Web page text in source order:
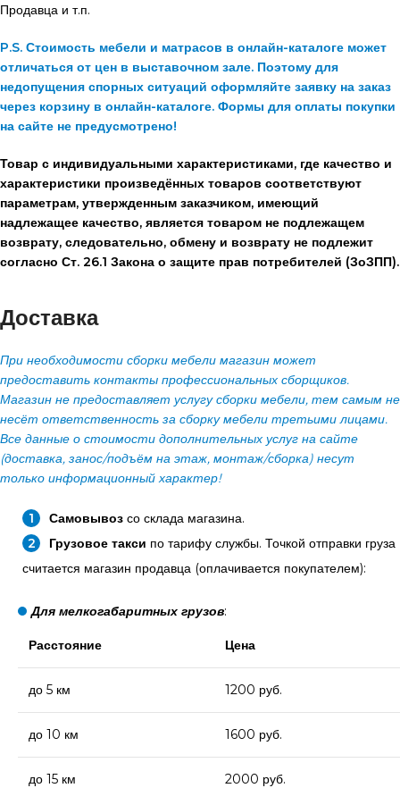
Продавца и т.п.
P.S. Стоимость мебели и матрасов в онлайн-каталоге может
отличаться от цен в выставочном зале. Поэтому для
недопущения спорных ситуаций оформляйте заявку на заказ
через корзину в онлайн-каталоге. Формы для оплаты покупки
на сайте не предусмотрено!
Товар с индивидуальными характеристиками, где качество и
характеристики произведённых товаров соответствуют
параметрам, утвержденным заказчиком, имеющий
надлежащее качество, является товаром не подлежащем
возврату, следовательно, обмену и возврату не подлежит
согласно Ст. 26.1 Закона о защите прав потребителей (ЗоЗПП).
Доставка
При необходимости сборки мебели магазин может
предоставить контакты профессиональных сборщиков.
Магазин не предоставляет услугу сборки мебели, тем самым не
несёт ответственность за сборку мебели третьими лицами.
Все данные о стоимости дополнительных услуг на сайте
(доставка, занос/подъём на этаж, монтаж/сборка) несут
только информационный характер!
Самовывоз со склада магазина.
Грузовое такси по тарифу службы. Точкой отправки груза
считается магазин продавца (оплачивается покупателем):
Для мелкогабаритных грузов:
Расстояние Цена
до 5 км 1200 руб.
до 10 км 1600 руб.
до 15 км 2000 руб.